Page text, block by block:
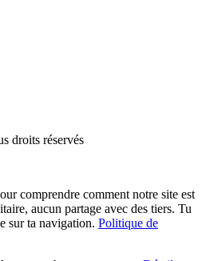
droits réservés
comprendre comment notre site est
aucun partage avec des tiers. Tu
sur ta navigation. Politique de